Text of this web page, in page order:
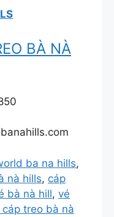
BÀ NÀ
ba na hills,
nà hills, cáp
bà nà hill, vé
cáp treo bà nà